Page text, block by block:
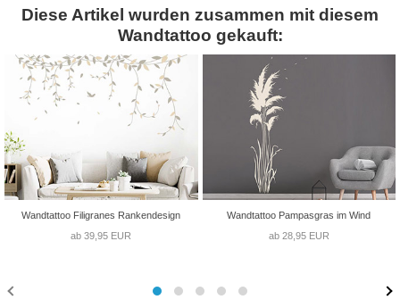
Diese Artikel wurden zusammen mit diesem
Wandtattoo gekauft:
Wandtattoo Filigranes Rankendesign
ab 39,95 EUR
Wandtattoo Pampasgras im Wind
ab 28,95 EUR